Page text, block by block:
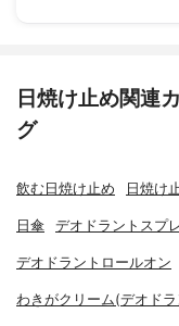
日焼け止め関連
グ
飲む日焼け止め 日焼け
日傘 デオドラントスプ
デオドラントロールオン
わきがクリーム(デオド